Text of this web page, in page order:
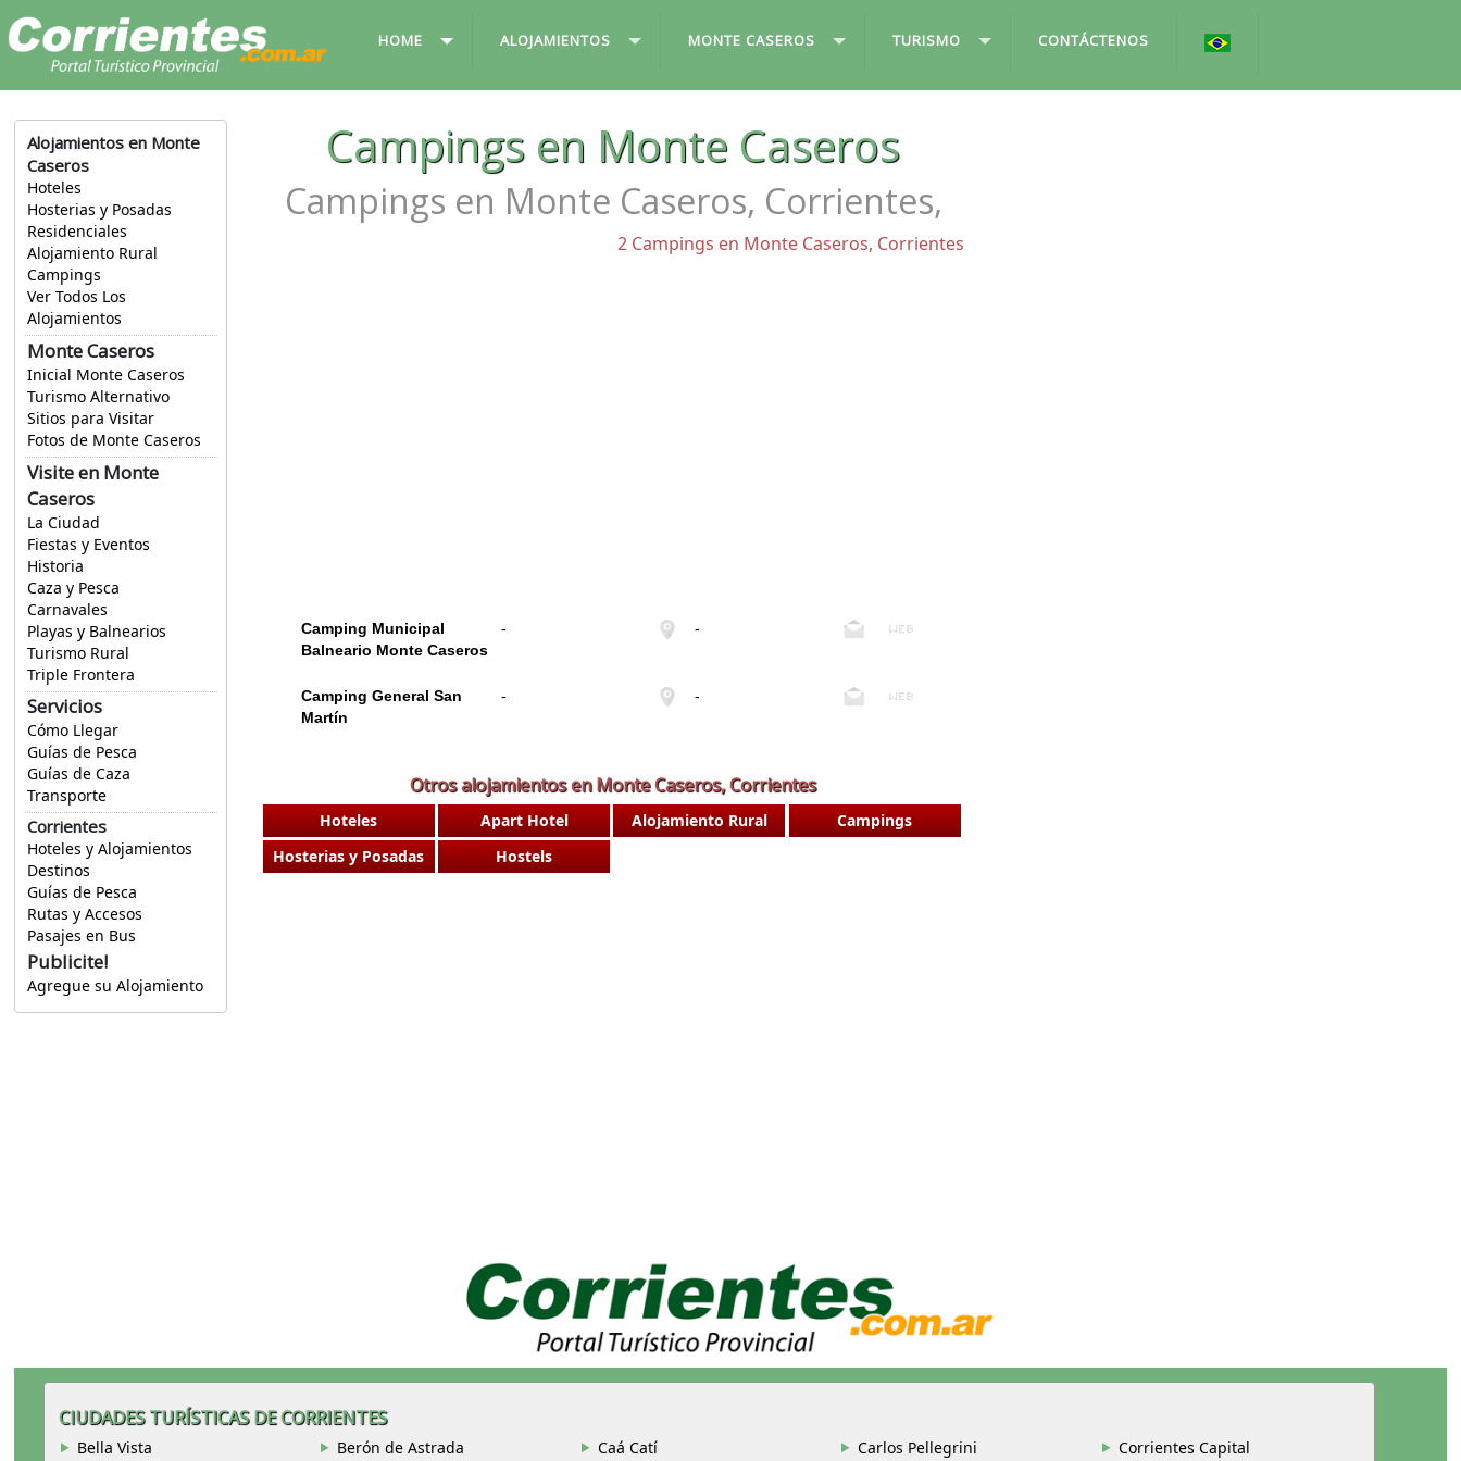
HOME ALOJAMIENTOS MONTE CASEROS TURISMO CONTÁCTENOS
Alojamientos en Monte
Caseros
Hoteles
Hosterias y Posadas
Residenciales
Alojamiento Rural
Campings
Ver Todos Los
Alojamientos
Monte Caseros
Inicial Monte Caseros
Turismo Alternativo
Sitios para Visitar
Fotos de Monte Caseros
Visite en Monte
Caseros
La Ciudad
Fiestas y Eventos
Historia
Caza y Pesca
Carnavales
Playas y Balnearios
Turismo Rural
Triple Frontera
Servicios
Cómo Llegar
Guías de Pesca
Guías de Caza
Transporte
Corrientes
Hoteles y Alojamientos
Destinos
Guías de Pesca
Rutas y Accesos
Pasajes en Bus
Publicite!
Agregue su Alojamiento
Campings en Monte Caseros
Campings en Monte Caseros, Corrientes,
2 Campings en Monte Caseros, Corrientes
Camping Municipal
Balneario Monte Caseros
- -
Camping General San
Martín
- -
Otros alojamientos en Monte Caseros, Corrientes
Hoteles Apart Hotel Alojamiento Rural
Campings
Hosterias y Posadas
Hostels
CIUDADES TURÍSTICAS DE CORRIENTES
Bella Vista Berón de Astrada Caá Catí Carlos Pellegrini
Corrientes Capital